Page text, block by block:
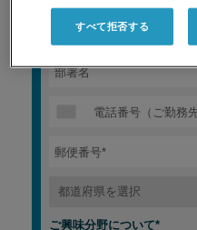
すべて拒否する